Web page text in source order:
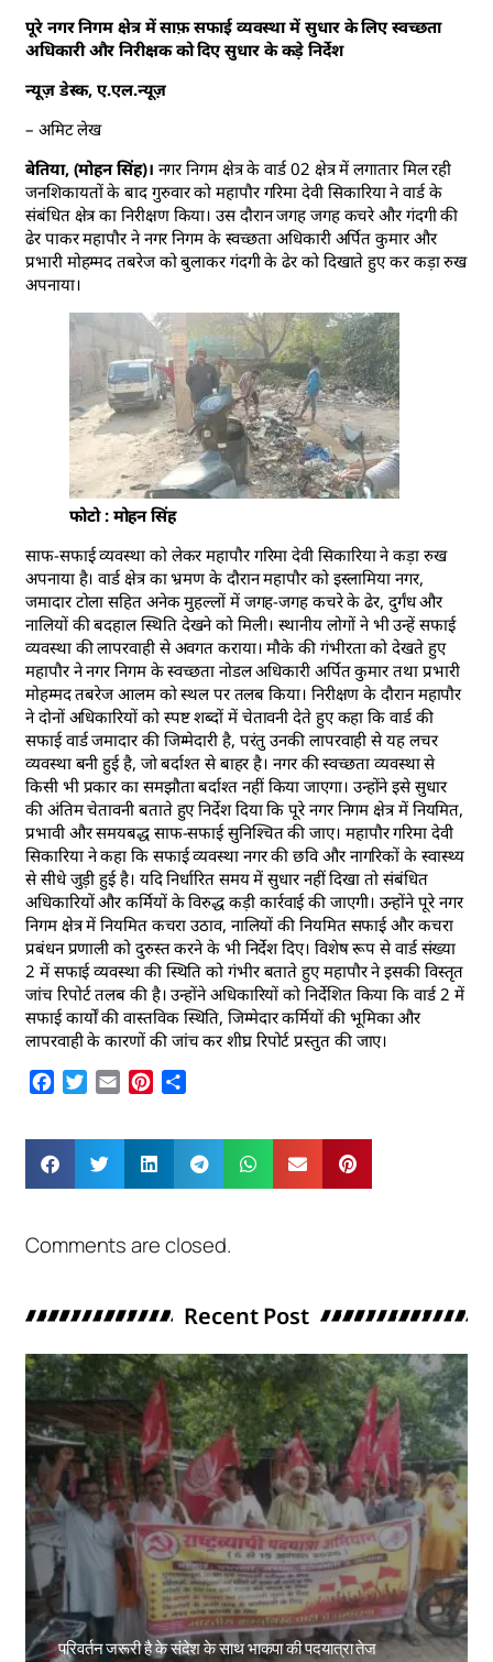
पूरे नगर निगम क्षेत्र में साफ़ सफाई व्यवस्था में सुधार के लिए स्वच्छता
अधिकारी और निरीक्षक को दिए सुधार के कड़े निर्देश
न्यूज़ डेस्क, ए.एल.न्यूज़
– अमिट लेख
बेतिया, (मोहन सिंह)। नगर निगम क्षेत्र के वार्ड 02 क्षेत्र में लगातार मिल रही
जनशिकायतों के बाद गुरुवार को महापौर गरिमा देवी सिकारिया ने वार्ड के
संबंधित क्षेत्र का निरीक्षण किया। उस दौरान जगह जगह कचरे और गंदगी की
ढेर पाकर महापौर ने नगर निगम के स्वच्छता अधिकारी अर्पित कुमार और
प्रभारी मोहम्मद तबरेज को बुलाकर गंदगी के ढेर को दिखाते हुए कर कड़ा रुख
अपनाया।
फोटो : मोहन सिंह
साफ-सफाई व्यवस्था को लेकर महापौर गरिमा देवी सिकारिया ने कड़ा रुख
अपनाया है। वार्ड क्षेत्र का भ्रमण के दौरान महापौर को इस्लामिया नगर,
जमादार टोला सहित अनेक मुहल्लों में जगह-जगह कचरे के ढेर, दुर्गंध और
नालियों की बदहाल स्थिति देखने को मिली। स्थानीय लोगों ने भी उन्हें सफाई
व्यवस्था की लापरवाही से अवगत कराया। मौके की गंभीरता को देखते हुए
महापौर ने नगर निगम के स्वच्छता नोडल अधिकारी अर्पित कुमार तथा प्रभारी
मोहम्मद तबरेज आलम को स्थल पर तलब किया। निरीक्षण के दौरान महापौर
ने दोनों अधिकारियों को स्पष्ट शब्दों में चेतावनी देते हुए कहा कि वार्ड की
सफाई वार्ड जमादार की जिम्मेदारी है, परंतु उनकी लापरवाही से यह लचर
व्यवस्था बनी हुई है, जो बर्दाश्त से बाहर है। नगर की स्वच्छता व्यवस्था से
किसी भी प्रकार का समझौता बर्दाश्त नहीं किया जाएगा। उन्होंने इसे सुधार
की अंतिम चेतावनी बताते हुए निर्देश दिया कि पूरे नगर निगम क्षेत्र में नियमित,
प्रभावी और समयबद्ध साफ-सफाई सुनिश्चित की जाए। महापौर गरिमा देवी
सिकारिया ने कहा कि सफाई व्यवस्था नगर की छवि और नागरिकों के स्वास्थ्य
से सीधे जुड़ी हुई है। यदि निर्धारित समय में सुधार नहीं दिखा तो संबंधित
अधिकारियों और कर्मियों के विरुद्ध कड़ी कार्रवाई की जाएगी। उन्होंने पूरे नगर
निगम क्षेत्र में नियमित कचरा उठाव, नालियों की नियमित सफाई और कचरा
प्रबंधन प्रणाली को दुरुस्त करने के भी निर्देश दिए। विशेष रूप से वार्ड संख्या
2 में सफाई व्यवस्था की स्थिति को गंभीर बताते हुए महापौर ने इसकी विस्तृत
जांच रिपोर्ट तलब की है। उन्होंने अधिकारियों को निर्देशित किया कि वार्ड 2 में
सफाई कार्यों की वास्तविक स्थिति, जिम्मेदार कर्मियों की भूमिका और
लापरवाही के कारणों की जांच कर शीघ्र रिपोर्ट प्रस्तुत की जाए।
Facebook
Twitter
Email Pinterest
Comments are closed.
Recent Post
परिवर्तन जरूरी है के संदेश के साथ भाकपा की पदयात्रा तेज